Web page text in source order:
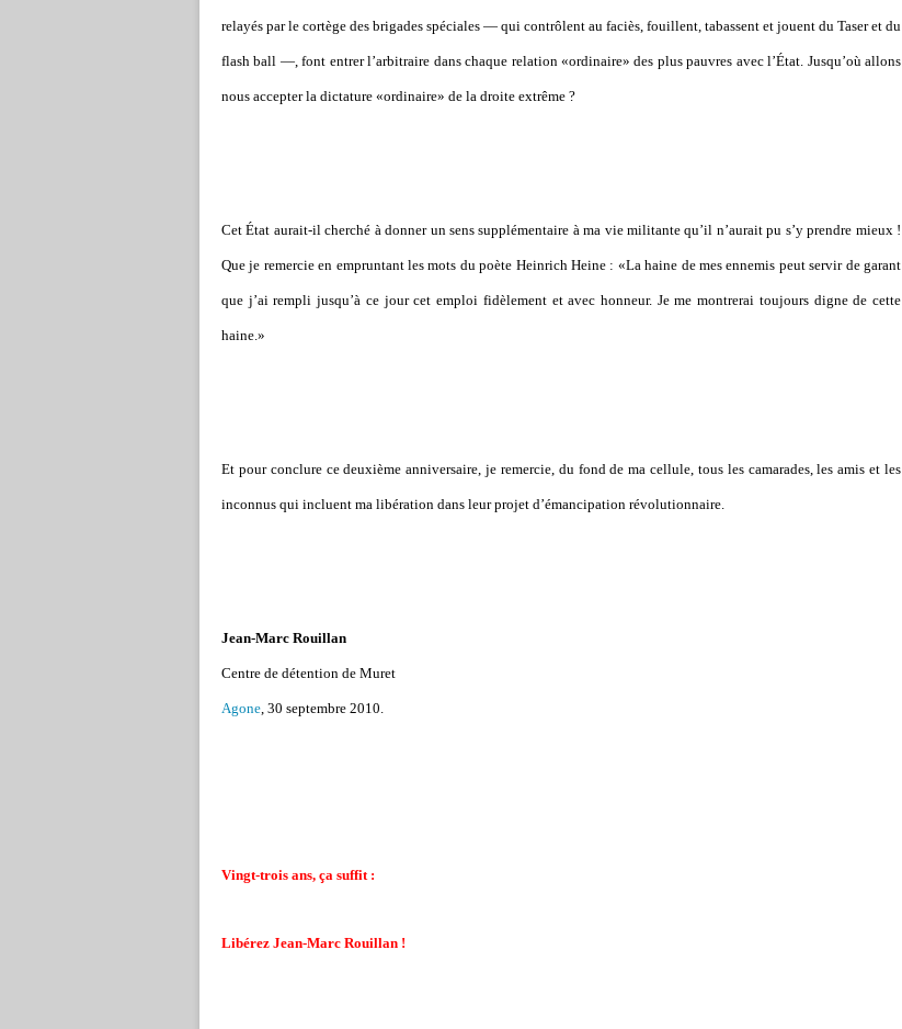
relayés par le cortège des brigades spéciales — qui contrôlent au faciès, fouillent, tabassent et jouent du Taser et du
flash ball —, font entrer l’arbitraire dans chaque relation «ordinaire» des plus pauvres avec l’État. Jusqu’où allons
nous accepter la dictature «ordinaire» de la droite extrême ?
Cet État aurait-il cherché à donner un sens supplémentaire à ma vie militante qu’il n’aurait pu s’y prendre mieux !
Que je remercie en empruntant les mots du poète Heinrich Heine : «La haine de mes ennemis peut servir de garant
que j’ai rempli jusqu’à ce jour cet emploi fidèlement et avec honneur. Je me montrerai toujours digne de cette
haine.»
Et pour conclure ce deuxième anniversaire, je remercie, du fond de ma cellule, tous les camarades, les amis et les
inconnus qui incluent ma libération dans leur projet d’émancipation révolutionnaire.
Jean-Marc Rouillan
Centre de détention de Muret
Agone, 30 septembre 2010.
Vingt-trois ans, ça suffit :
Libérez Jean-Marc Rouillan !